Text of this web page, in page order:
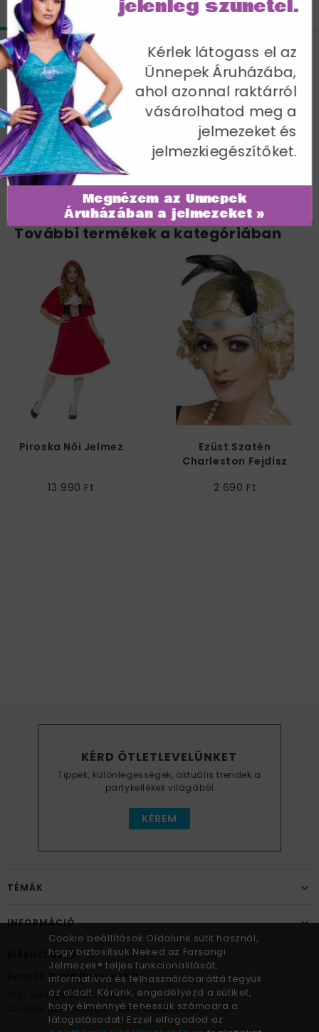
JELLEMZŐK MÉRETTÁBLÁZAT
Szexi Lila Virágos Hippi Jelmez Nőknek
Maxi Ruhával - XL
Mellbőség 112-117 cm / Derékbőség 91-97 cm /
Csípőméret 119-124 cm / Belső lábhossz 85 cm
Cikkszám: 39533X1
További termékek a kategóriában
Piroska Női Jelmez
13 990 Ft
Ezüst Szatén
Charleston Fejdísz
2 690 Ft
KÉRD ÖTLETLEVELÜNKET
Tippek, különlegességek, aktuális trendek a
partykellékek világából
KÉREM
TÉMÁK
INFORMÁCIÓ
ELÉRHETŐSÉG
Balloon World Hungary Kft.
Budapest, Bécsi út 267.
Az oldal üzemeltetője – nem átadó pont!
Cookie beállítások Oldalunk sütit használ,
hogy biztosítsuk Neked az Farsangi
Jelmezek® teljes funkcionalitását,
informatívvá és felhasználóbaráttá tegyük
az oldalt. Kérünk, engedélyezd a sütiket,
hogy élménnyé tehessük számodra a
látogatásodat! Ezzel elfogadod az
Megnézem az Ünnepek
Áruházában a jelmezeket »
Kérlek látogass el az
Ünnepek Áruházába,
ahol azonnal raktárról
vásárolhatod meg a
jelmezeket és
jelmezkiegészítőket.
jelenleg szünetel.